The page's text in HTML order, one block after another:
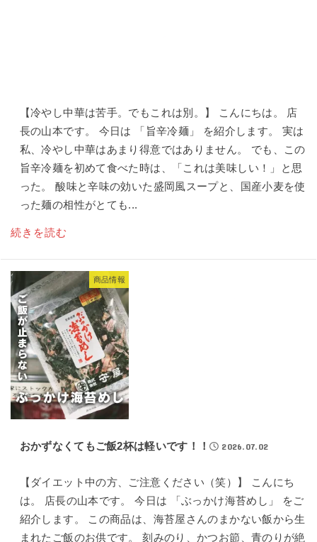
【冷やし中華は苦手。でもこれは別。】 こんにちは。 店
長の山本です。 今日は 「旨辛冷麺」 を紹介します。 実は
私、冷やし中華はあまり得意ではありません。 でも、この
旨辛冷麺を初めて食べた時は、「これは美味しい！」と思
った。 酸味と辛味の効いた盛岡風スープと、国産小麦を使
った麺の相性がとても...
続きを読む
商品情報
おかずなくてもご飯2杯は軽いです！！ 2026.07.02
【ダイエット中の方、ご注意ください（笑）】 こんにち
は。 店長の山本です。 今日は 「ぶっかけ海苔めし」 をご
紹介します。 この商品は、海苔屋さんのまかない飯から生
まれたご飯のお供です。 刻みのり、かつお節、青のりが絶